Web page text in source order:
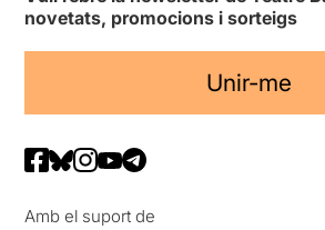
novetats, promocions i sorteigs
Unir-me
Amb el suport de